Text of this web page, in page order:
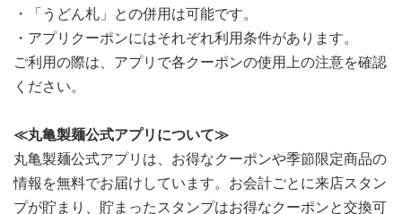
・「うどん札」との併用は可能です。
・アプリクーポンにはそれぞれ利用条件があります。
ご利用の際は、アプリで各クーポンの使用上の注意を確認
ください。
≪丸亀製麺公式アプリについて≫
丸亀製麺公式アプリは、お得なクーポンや季節限定商品の
情報を無料でお届けしています。お会計ごとに来店スタン
プが貯まり、貯まったスタンプはお得なクーポンと交換可